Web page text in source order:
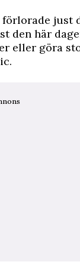
just
den här
eller göra
.